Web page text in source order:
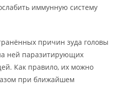
иммунную систему
причин зуда головы
ней паразитирующих
Как правило, их можно
при ближайшем